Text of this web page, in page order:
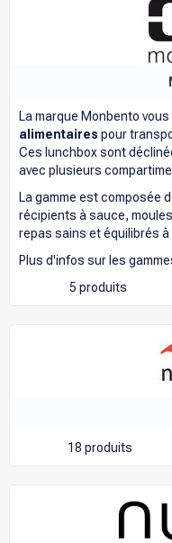
La marque Monbento
alimentaires pour
Ces lunchbox sont
avec plusieurs
La gamme est composée
récipients à sauce,
repas sains et équilibrés
Plus d'infos sur les
5 produits
18 produits